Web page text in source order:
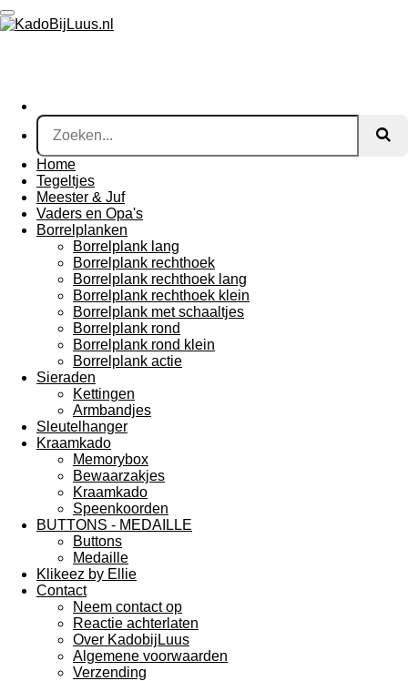
Ga
direct
Home
Tegeltjes
Meester & Juf
Vaders en Opa's
Borrelplanken
Borrelplank lang
Borrelplank rechthoek
Borrelplank rechthoek lang
Borrelplank rechthoek klein
Borrelplank met schaaltjes
Borrelplank rond
Borrelplank rond klein
Borrelplank actie
Sieraden
Kettingen
Armbandjes
Sleutelhanger
Kraamkado
Memorybox
Bewaarzakjes
Kraamkado
Speenkoorden
BUTTONS - MEDAILLE
Buttons
Medaille
Klikeez by Ellie
Contact
Neem contact op
Reactie achterlaten
Over KadobijLuus
Algemene voorwaarden
Verzending